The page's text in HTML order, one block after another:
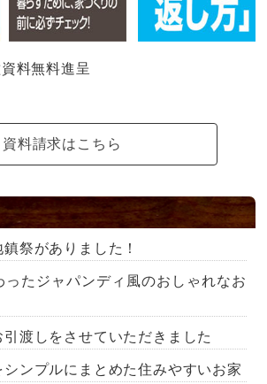
料無料進呈
資料請求はこちら
祭がありました！
ったジャパンディ風のおしゃれなお
渡しをさせていただきました
ンプルにまとめた住みやすいお家